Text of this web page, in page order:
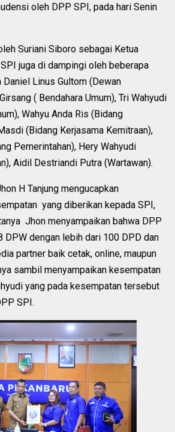
oleh DPP SPI, pada hari Senin
Suriani Siboro sebagai Ketua
juga di dampingi oleh beberapa
Daniel Linus Gultom (Dewan
( Bendahara Umum), Tri Wahyudi
Wahyu Anda Ris (Bidang
(Bidang Kerjasama Kemitraan),
Pemerintahan), Hery Wahyudi
Aidil Destriandi Putra (Wartawan).
H Tanjung mengucapkan
yang diberikan kepada SPI,
Jhon menyampaikan bahwa DPP
DPW dengan lebih dari 100 DPD dan
partner baik cetak, online, maupun
sambil menyampaikan kesempatan
yang pada kesempatan tersebut
SPI.